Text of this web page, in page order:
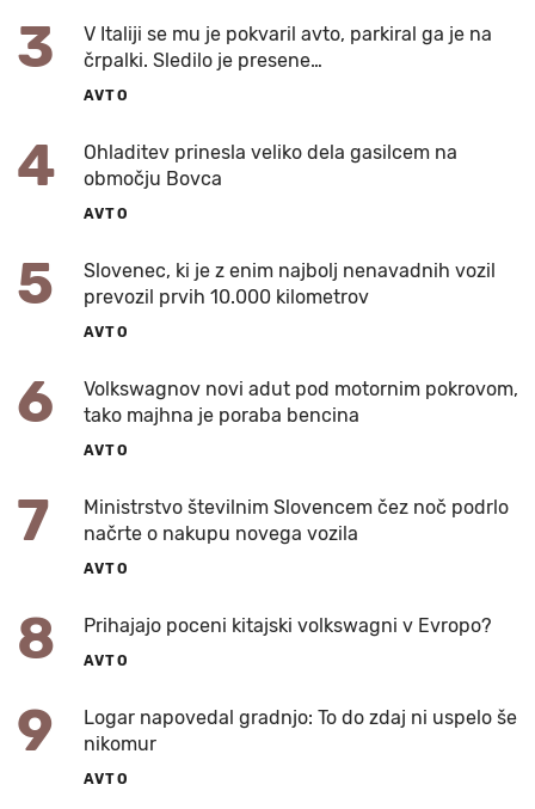
3
V Italiji se mu je pokvaril avto, parkiral ga je na
črpalki. Sledilo je presene…
AVTO
4
Ohladitev prinesla veliko dela gasilcem na
območju Bovca
AVTO
5
Slovenec, ki je z enim najbolj nenavadnih vozil
prevozil prvih 10.000 kilometrov
AVTO
6
Volkswagnov novi adut pod motornim pokrovom,
tako majhna je poraba bencina
AVTO
7
Ministrstvo številnim Slovencem čez noč podrlo
načrte o nakupu novega vozila
AVTO
8 Prihajajo poceni kitajski volkswagni v Evropo?
AVTO
9
Logar napovedal gradnjo: To do zdaj ni uspelo še
nikomur
AVTO